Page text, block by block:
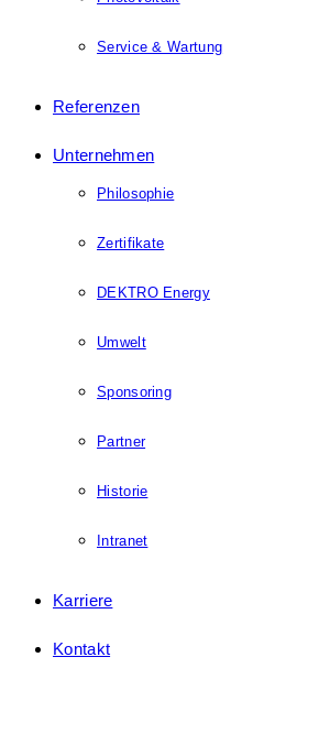
Service & Wartung
Referenzen
Unternehmen
Philosophie
Zertifikate
DEKTRO Energy
Umwelt
Sponsoring
Partner
Historie
Intranet
Karriere
Kontakt